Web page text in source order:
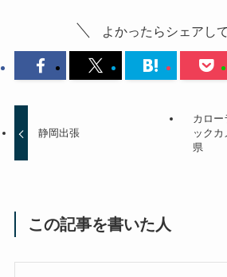
よかったらシェアし
静岡出張
カロ
ック
県
この記事を書いた人